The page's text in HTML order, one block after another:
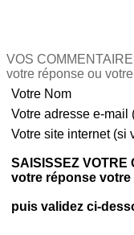
VOS
votre réponse ou
Votre Nom
Votre adresse e-mail
Votre site internet (si
SAISISSEZ VOTRE
votre réponse votre
puis validez ci-